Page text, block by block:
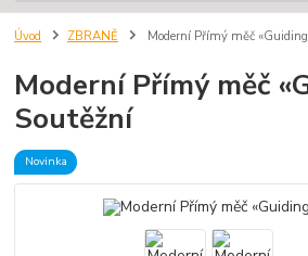
Úvod ZBRANĚ Moderní Přímý měč
Moderní Přímý měč
Soutěžní
Novinka